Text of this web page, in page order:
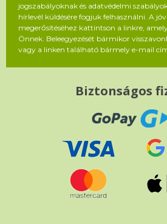
jogszabályoknak és adatvédelmi
hírlevél küldésére fogjuk felhasználni. A
megerősítéséhez kattintson a linkre,
Önnek. Beleegyezését bármikor
vagy a linken található bármely e-mail
Biztonságos